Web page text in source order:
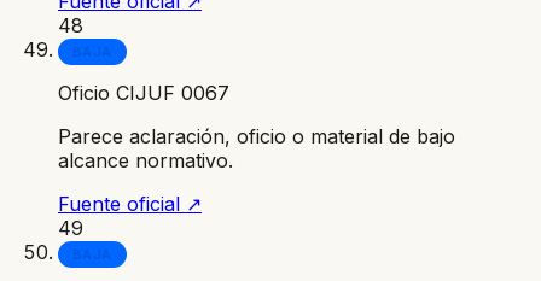
48
BAJA
Oficio CIJUF 0067
Parece aclaración, oficio o material de bajo
alcance normativo.
Fuente oficial ↗
49
BAJA